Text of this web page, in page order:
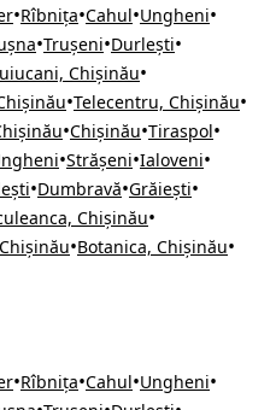
•Rîbnița•Cahul•Ungheni•
•Trușeni•Durlești•
Chișinău•
•Telecentru, Chișinău•
•Chișinău•Tiraspol•
•Strășeni•Ialoveni•
•Dumbravă•Grăiești•
Chișinău•
•Botanica, Chișinău•
•Rîbnița•Cahul•Ungheni•